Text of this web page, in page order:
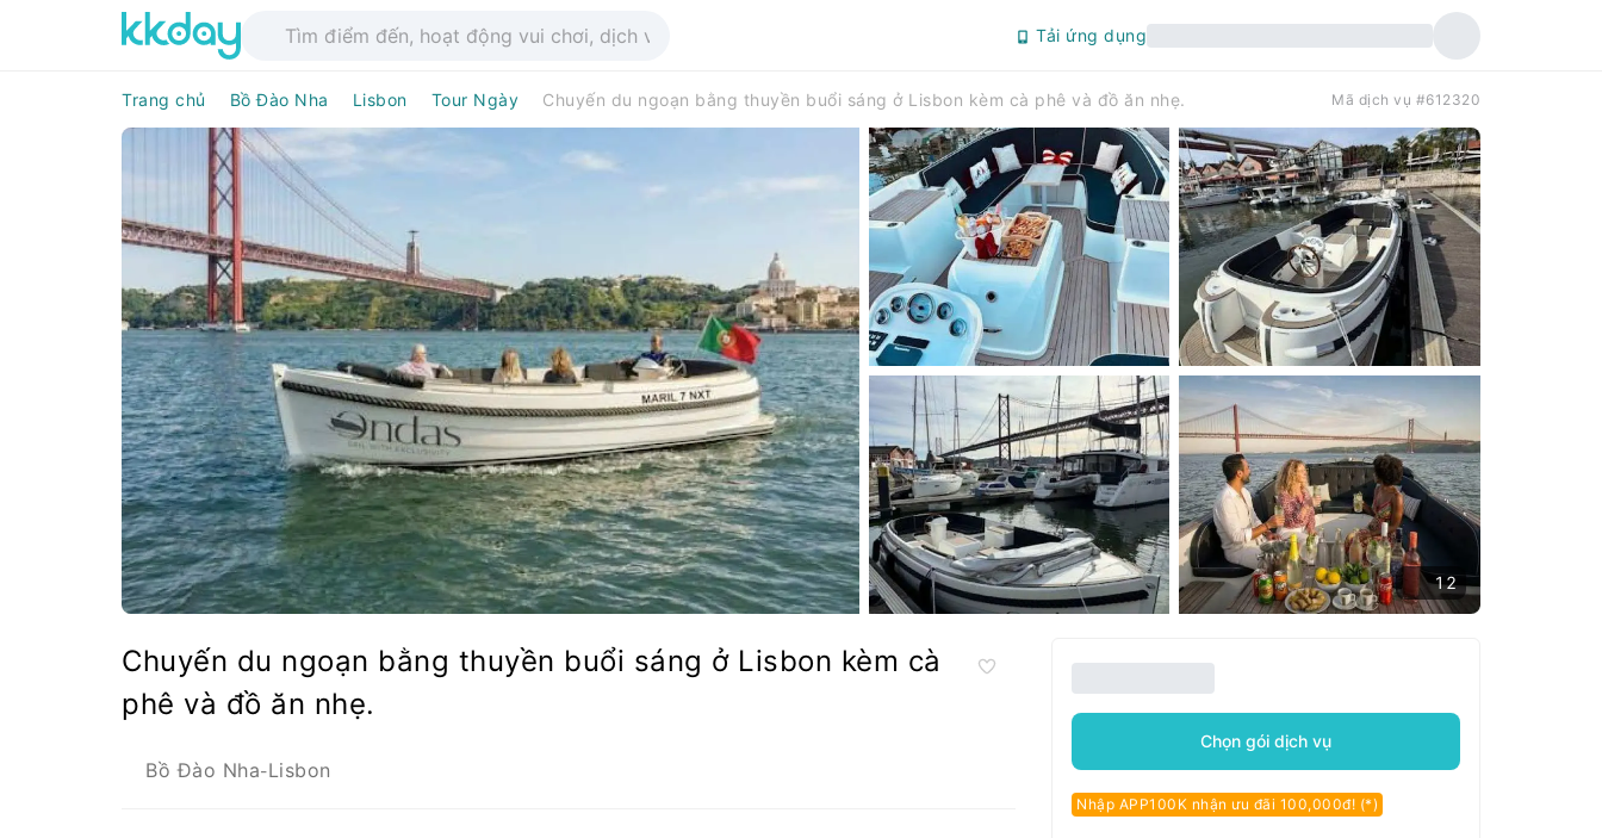
Tải ứng dụng
Trang chủ Bồ Đào Nha Lisbon Tour Ngày Chuyến du ngoạn bằng thuyền buổi sáng ở Lisbon kèm cà phê và đồ ăn nhẹ. Mã dịch vụ #612320
12
Chuyến du ngoạn bằng thuyền buổi sáng ở Lisbon kèm cà
phê và đồ ăn nhẹ.
Bồ Đào Nha-Lisbon
Chọn gói dịch vụ
Nhập APP100K nhận ưu đãi 100,000đ! (*)